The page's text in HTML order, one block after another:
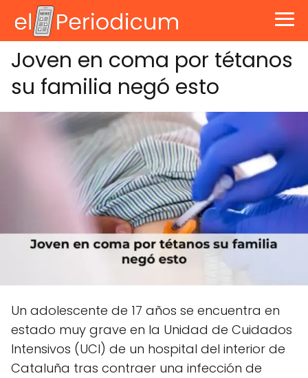
Joven en coma por tétanos
su familia negó esto
Un adolescente de 17 años se encuentra en
estado muy grave en la Unidad de Cuidados
Intensivos (UCI) de un hospital del interior de
Cataluña tras contraer una infección de